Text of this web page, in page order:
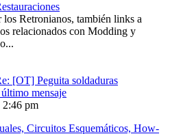
los Retronianos, también links a
relacionados con Modding y
[OT] Peguita soldaduras
mensaje
2:46 pm
Circuitos Esquemáticos, How-